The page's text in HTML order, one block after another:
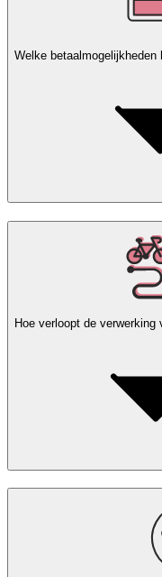
Welke betaalmogelijkheden
Hoe verloopt de verwerking